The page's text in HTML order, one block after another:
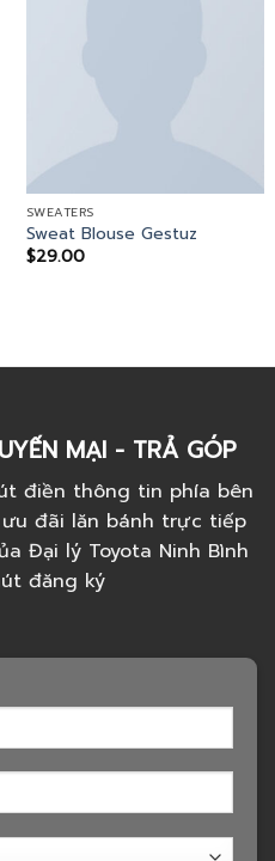
SWEATERS
Sweat Blouse Gestuz
$29.00
MẠI - TRẢ GÓP
điền thông tin phía bên
đãi lăn bánh trực tiếp
Đại lý Toyota Ninh Bình
đăng ký